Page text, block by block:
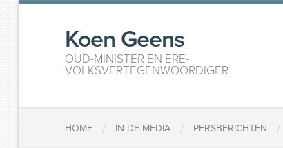
Koen Geens
OUD-MINISTER EN ERE-
VOLKSVERTEGENWOORDIGER
HOME / IN DE MEDIA / PERSBERICHTEN /